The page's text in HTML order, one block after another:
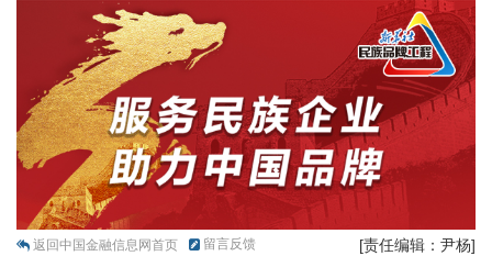
返回中国金融信息网首页 留言反馈 [责任编辑：尹杨]